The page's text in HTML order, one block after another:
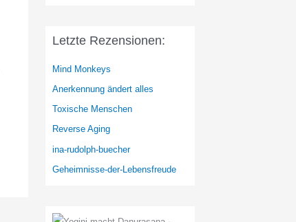
Letzte Rezensionen:
Mind Monkeys
Anerkennung ändert alles
Toxische Menschen
Reverse Aging
ina-rudolph-buecher
Geheimnisse-der-Lebensfreude